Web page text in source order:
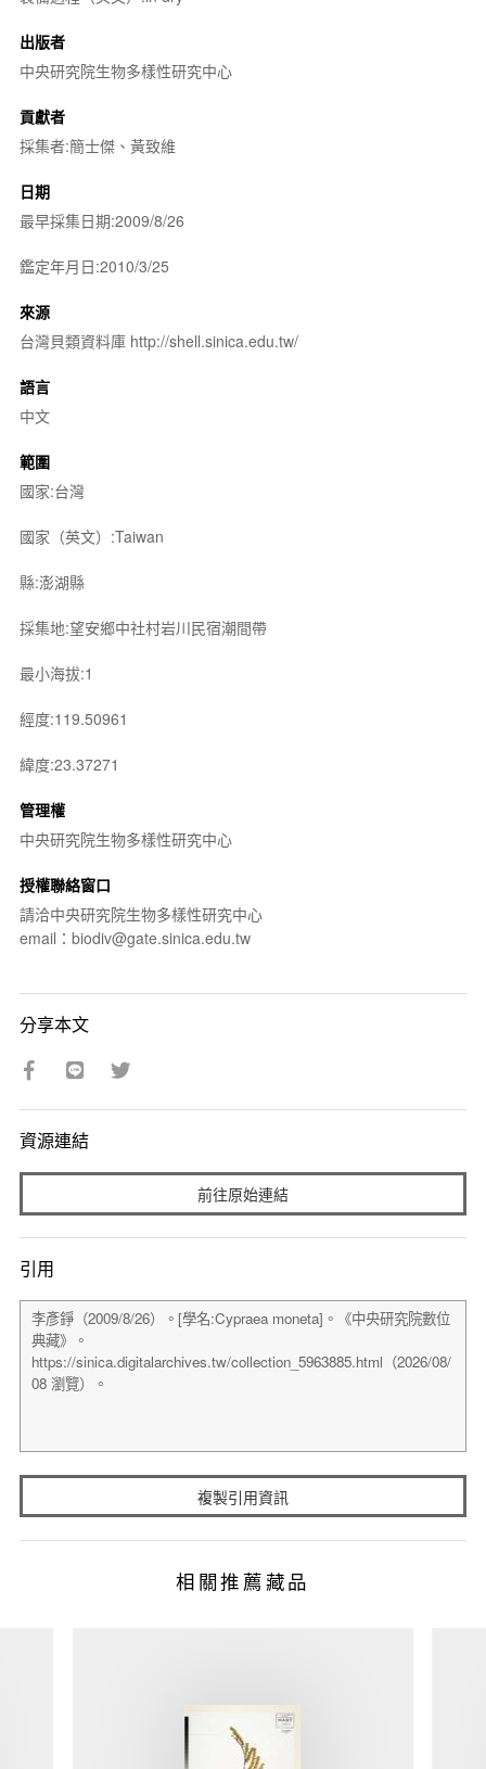
出版者
中央研究院生物多樣性研究中心
貢獻者
採集者:簡士傑、黃致維
日期
最早採集日期:2009/8/26
鑑定年月日:2010/3/25
來源
台灣貝類資料庫 http://shell.sinica.edu.tw/
語言
中文
範圍
國家:台灣
國家（英文）:Taiwan
縣:澎湖縣
採集地:望安鄉中社村岩川民宿潮間帶
最小海拔:1
經度:119.50961
緯度:23.37271
管理權
中央研究院生物多樣性研究中心
授權聯絡窗口
請洽中央研究院生物多樣性研究中心
email：biodiv@gate.sinica.edu.tw
分享本文
資源連結
前往原始連結
引用
複製引用資訊
相關推薦藏品